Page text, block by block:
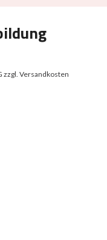
zzgl. Versandkosten